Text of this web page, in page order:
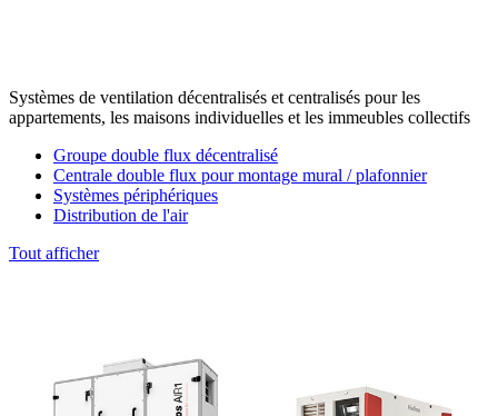
Systèmes de ventilation décentralisés et centralisés pour les
appartements, les maisons individuelles et les immeubles collectifs
Groupe double flux décentralisé
Centrale double flux pour montage mural / plafonnier
Systèmes périphériques
Distribution de l'air
Tout afficher